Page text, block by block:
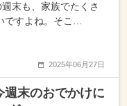
末も、家族でたくさ
ですよね。そこ…
2025年06月27日
週末のおでかけに